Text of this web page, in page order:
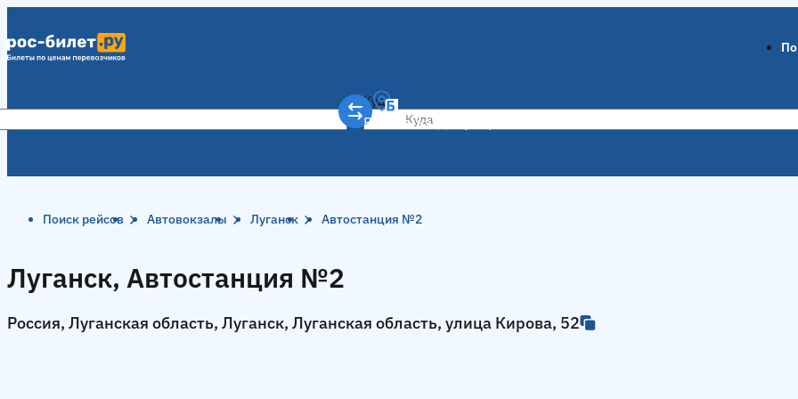
Куда
Ростов-на-Дону
Поиск рейсов Автовокзалы Луганск Автостанция №2
Луганск, Автостанция №2
Россия, Луганская область, Луганск, Луганская область, улица Кирова, 52